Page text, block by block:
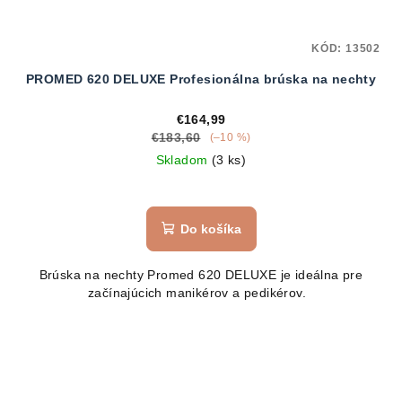
PROMED 620 DELUXE Profesionálna brúska na nechty
€164,99
€183,60
(–10 %)
Skladom (3 ks)
Do košíka
Brúska na nechty Promed 620 DELUXE je ideálna pre
začínajúcich manikérov a pedikérov.
KÓD: 13502